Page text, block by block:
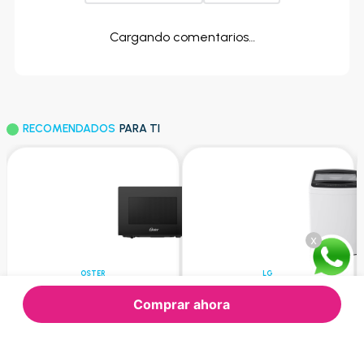
x
Comprar ahora
Cargando comentarios…
RECOMENDADOS PARA TI
OSTER
Microondas Oster
Oggme2702 700W 20L Negro
LG
Lg - Lavadora Automatica